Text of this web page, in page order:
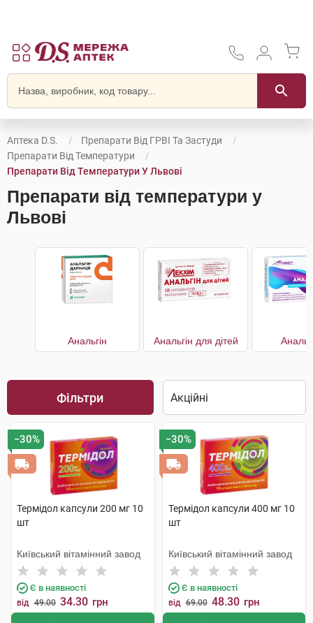
Аптека D.S.
Препарати Від ГРВІ Та Застуди
Препарати Від Температури
Препарати Від Температури У Львові
Препарати від температури у
Львові
Анальгін Анальгін для дітей
Фільтри
−30%
Термідол капсули 200 мг 10
шт
Київський вітамінний завод
Є в наявності
від 49.00 34.30 грн
−30%
Термідол капсули 400 мг 10
шт
Київський вітамінний завод
Є в наявності
від 69.00 48.30 грн